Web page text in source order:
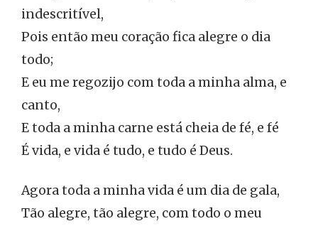
indescritível,
Pois então meu coração fica alegre o dia
todo;
E eu me regozijo com toda a minha alma, e
canto,
E toda a minha carne está cheia de fé, e fé
É vida, e vida é tudo, e tudo é Deus.
Agora toda a minha vida é um dia de gala,
Tão alegre, tão alegre, com todo o meu